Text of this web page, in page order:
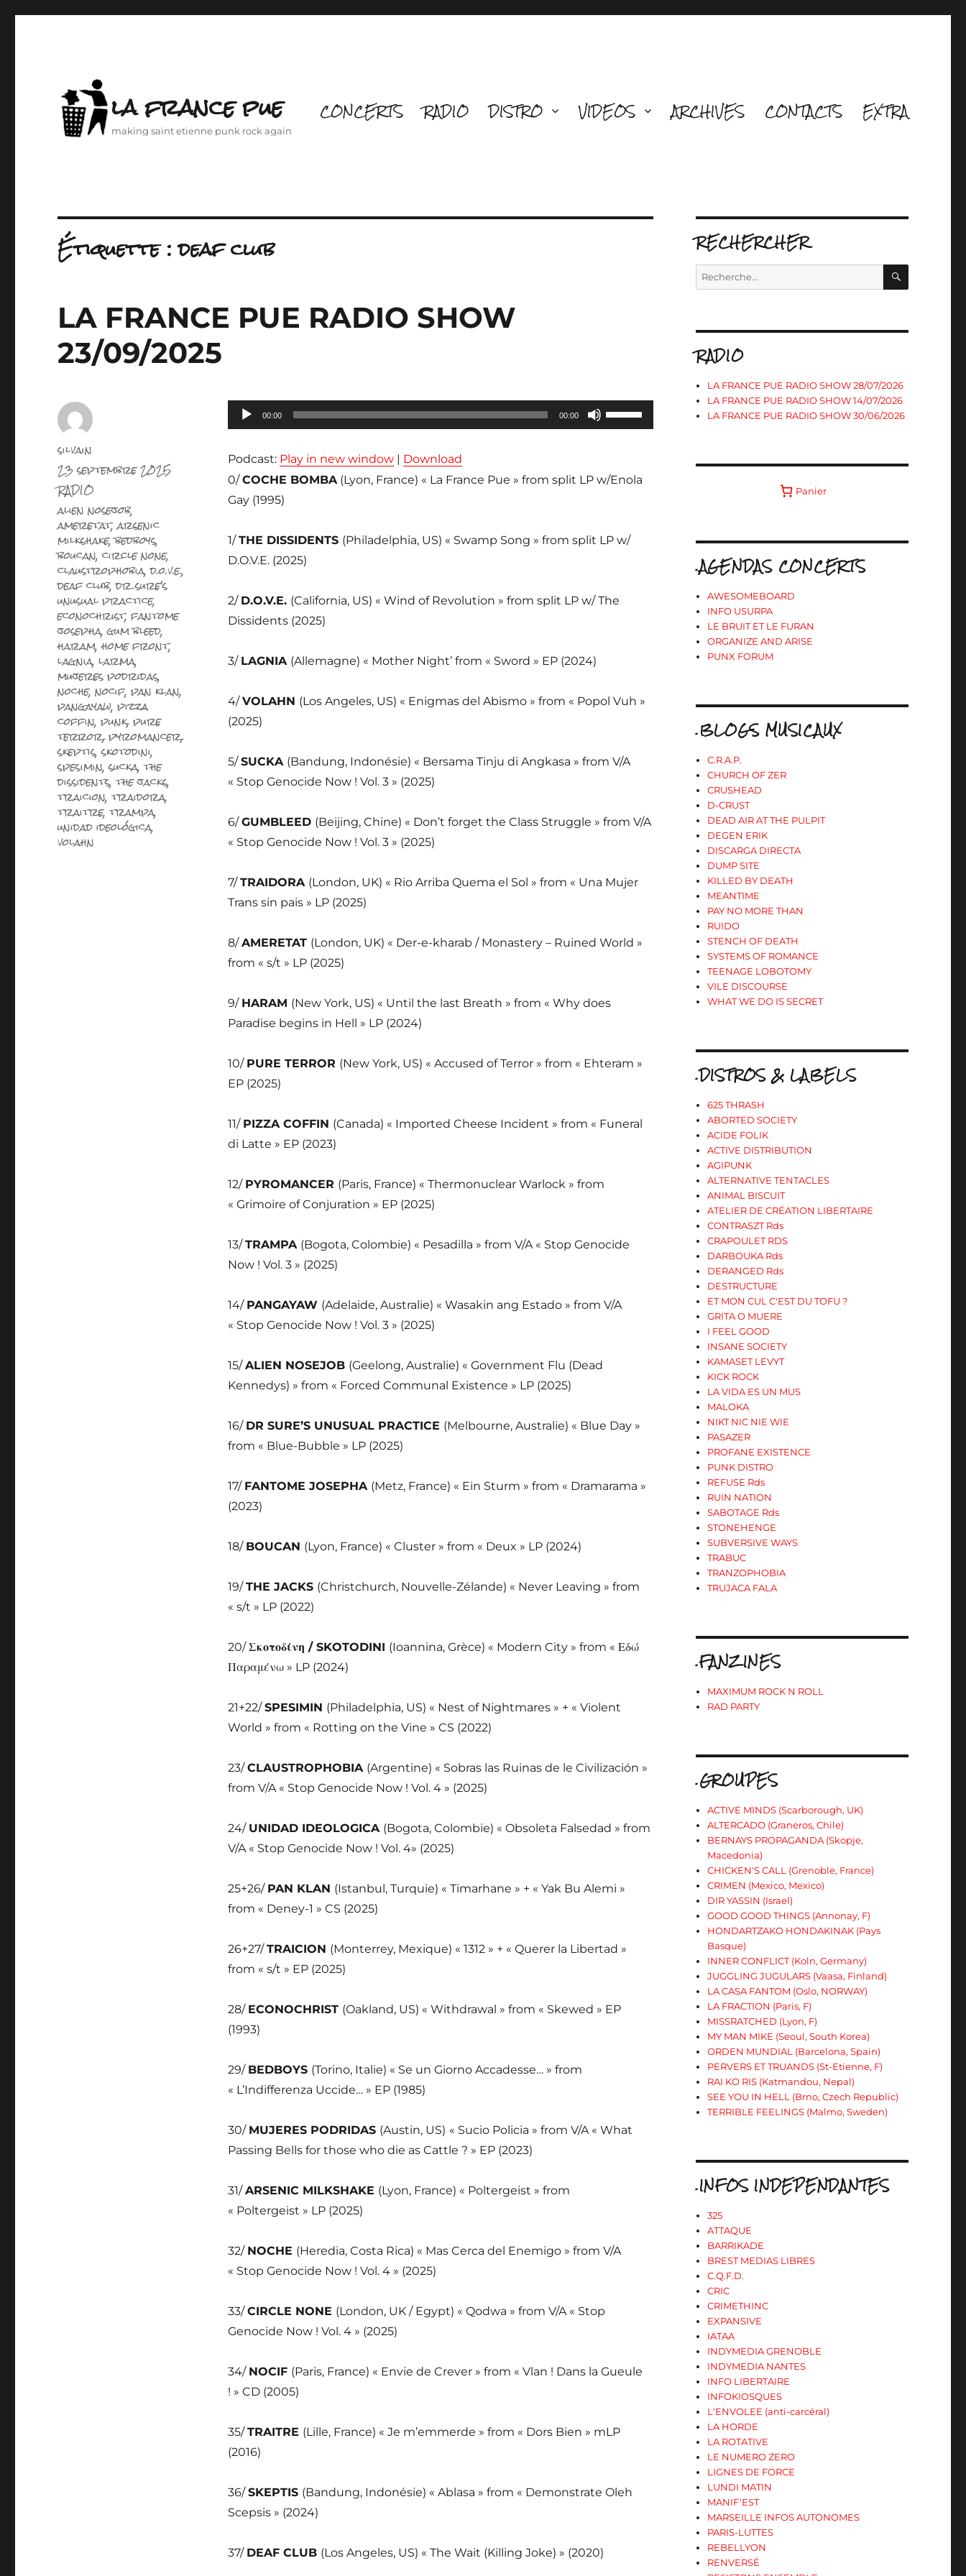
la france pue
making saint etienne punk rock again
CONCERTS RADIO DISTRO VIDEOS ARCHIVES CONTACTS EXTRA
Étiquette :deaf club
LA FRANCE PUE RADIO SHOW
23/09/2025
Lecteur
audio
00:00 00:00
Utilisez
les
Podcast: Play in new window| Download
0/COCHE BOMBA(Lyon, France) « La France Pue » from split LP w/Enola
Gay (1995)
1/THE DISSIDENTS (Philadelphia, US) « Swamp Song » from split LP w/
D.O.V.E. (2025)
2/ D.O.V.E. (California, US) « Wind of Revolution » from split LP w/ The
Dissidents (2025)
3/ LAGNIA (Allemagne) « Mother Night’ from « Sword » EP (2024)
4/VOLAHN (Los Angeles, US) « Enigmas del Abismo » from « Popol Vuh »
(2025)
5/SUCKA (Bandung, Indonésie) « Bersama Tinju di Angkasa » from V/A
« Stop Genocide Now ! Vol. 3 » (2025)
6/GUMBLEED (Beijing, Chine) « Don’t forget the Class Struggle » from V/A
« Stop Genocide Now ! Vol. 3 » (2025)
7/TRAIDORA (London, UK) « Rio Arriba Quema el Sol » from « Una Mujer
Trans sin pais » LP (2025)
8/AMERETAT (London, UK) « Der-e-kharab / Monastery – Ruined World »
from « s/t » LP (2025)
9/ HARAM (New York, US) « Until the last Breath » from « Why does
Paradise begins in Hell » LP (2024)
10/ PURE TERROR (New York, US) « Accused of Terror » from « Ehteram »
EP (2025)
11/ PIZZA COFFIN (Canada) « Imported Cheese Incident » from « Funeral
di Latte » EP (2023)
12/ PYROMANCER (Paris, France) « Thermonuclear Warlock » from
« Grimoire of Conjuration » EP (2025)
13/TRAMPA (Bogota, Colombie) « Pesadilla » from V/A « Stop Genocide
Now ! Vol. 3 » (2025)
14/ PANGAYAW (Adelaide, Australie) « Wasakin ang Estado » from V/A
« Stop Genocide Now ! Vol. 3 » (2025)
15/ALIEN NOSEJOB (Geelong, Australie) « Government Flu (Dead
Kennedys) » from « Forced Communal Existence » LP (2025)
16/ DR SURE’S UNUSUAL PRACTICE (Melbourne, Australie) « Blue Day »
from « Blue-Bubble » LP (2025)
17/ FANTOME JOSEPHA (Metz, France) « Ein Sturm » from « Dramarama »
(2023)
18/ BOUCAN (Lyon, France) « Cluster » from « Deux » LP (2024)
19/THE JACKS (Christchurch, Nouvelle-Zélande) « Never Leaving » from
« s/t » LP (2022)
20/Σκοτοδίνη / SKOTODINI (Ioannina, Grèce) « Modern City » from « Εδώ
Παραμένω » LP (2024)
21+22/SPESIMIN (Philadelphia, US) « Nest of Nightmares » + « Violent
World » from « Rotting on the Vine » CS (2022)
23/CLAUSTROPHOBIA (Argentine) « Sobras las Ruinas de le Civilización »
from V/A « Stop Genocide Now ! Vol. 4 » (2025)
24/ UNIDAD IDEOLOGICA (Bogota, Colombie) « Obsoleta Falsedad » from
V/A « Stop Genocide Now ! Vol. 4» (2025)
25+26/ PAN KLAN (Istanbul, Turquie) « Timarhane » + « Yak Bu Alemi »
from « Deney-1 » CS (2025)
26+27/TRAICION (Monterrey, Mexique) « 1312 » + « Querer la Libertad »
from « s/t » EP (2025)
28/ ECONOCHRIST (Oakland, US) « Withdrawal » from « Skewed » EP
(1993)
29/ BEDBOYS (Torino, Italie) « Se un Giorno Accadesse… » from
« L’Indifferenza Uccide… » EP (1985)
30/ MUJERES PODRIDAS (Austin, US) « Sucio Policia » from V/A « What
Passing Bells for those who die as Cattle ? » EP (2023)
31/ARSENIC MILKSHAKE (Lyon, France) « Poltergeist » from
« Poltergeist » LP (2025)
32/ NOCHE (Heredia, Costa Rica) « Mas Cerca del Enemigo » from V/A
« Stop Genocide Now ! Vol. 4 » (2025)
33/CIRCLE NONE (London, UK / Egypt) « Qodwa » from V/A « Stop
Genocide Now ! Vol. 4 » (2025)
34/ NOCIF (Paris, France) « Envie de Crever » from « Vlan ! Dans la Gueule
! » CD (2005)
35/TRAITRE (Lille, France) « Je m’emmerde » from « Dors Bien » mLP
(2016)
36/SKEPTIS (Bandung, Indonésie) « Ablasa » from « Demonstrate Oleh
Scepsis » (2024)
37/ DEAF CLUB (Los Angeles, US) « The Wait (Killing Joke) » (2020)
Auteur
silvain
Publié
le
23 septembre 2025
Catégories
RADIO
Étiquettes
alien nosejob,
ameretat,arsenic
milkshake,bedboys,
boucan,circle none,
claustrophobia,d.o.v.e.,
deaf club,dr sure's
unusual practice,
econochrist,fantome
josepha,gum bleed,
haram,home front,
lagnia,larma,
mujeres podridas,
noche,nocif,pan klan,
pangayaw,pizza
coffin,punk,pure
terror,pyromancer,
skeptis,skotodini,
spesimin,sucka,the
dissidents,the jacks,
traicion,traidora,
traitre,trampa,
unidad ideológica,
volahn
RECHERCHER
Recherche
RADIO
LA FRANCE PUE RADIO SHOW 28/07/2026
LA FRANCE PUE RADIO SHOW 14/07/2026
LA FRANCE PUE RADIO SHOW 30/06/2026
Panier
.AGENDAS CONCERTS
AWESOMEBOARD
INFO USURPA
LE BRUIT ET LE FURAN
ORGANIZE AND ARISE
PUNX FORUM
.BLOGS MUSICAUX
C.R.A.P.
CHURCH OF ZER
CRUSHEAD
D-CRUST
DEAD AIR AT THE PULPIT
DEGEN ERIK
DISCARGA DIRECTA
DUMP SITE
KILLED BY DEATH
MEANTIME
PAY NO MORE THAN
RUIDO
STENCH OF DEATH
SYSTEMS OF ROMANCE
TEENAGE LOBOTOMY
VILE DISCOURSE
WHAT WE DO IS SECRET
.DISTROS & LABELS
625 THRASH
ABORTED SOCIETY
ACIDE FOLIK
ACTIVE DISTRIBUTION
AGIPUNK
ALTERNATIVE TENTACLES
ANIMAL BISCUIT
ATELIER DE CRÉATION LIBERTAIRE
CONTRASZT Rds
CRAPOULET RDS
DARBOUKA Rds
DERANGED Rds
DESTRUCTURE
ET MON CUL C'EST DU TOFU ?
GRITA O MUERE
I FEEL GOOD
INSANE SOCIETY
KAMASET LEVYT
KICK ROCK
LA VIDA ES UN MUS
MALOKA
NIKT NIC NIE WIE
PASAZER
PROFANE EXISTENCE
PUNK DISTRO
REFUSE Rds
RUIN NATION
SABOTAGE Rds
STONEHENGE
SUBVERSIVE WAYS
TRABUC
TRANZOPHOBIA
TRUJACA FALA
.FANZINES
MAXIMUM ROCK N ROLL
RAD PARTY
.GROUPES
ACTIVE MINDS (Scarborough, UK)
ALTERCADO (Graneros, Chile)
BERNAYS PROPAGANDA (Skopje,
Macedonia)
CHICKEN'S CALL (Grenoble, France)
CRIMEN (Mexico, Mexico)
DIR YASSIN (Israel)
GOOD GOOD THINGS (Annonay, F)
HONDARTZAKO HONDAKINAK (Pays
Basque)
INNER CONFLICT (Koln, Germany)
JUGGLING JUGULARS (Vaasa, Finland)
LA CASA FANTOM (Oslo, NORWAY)
LA FRACTION (Paris, F)
MISSRATCHED (Lyon, F)
MY MAN MIKE (Seoul, South Korea)
ORDEN MUNDIAL (Barcelona, Spain)
PERVERS ET TRUANDS (St-Etienne, F)
RAI KO RIS (Katmandou, Nepal)
SEE YOU IN HELL (Brno, Czech Republic)
TERRIBLE FEELINGS (Malmo, Sweden)
.INFOS INDEPENDANTES
325
ATTAQUE
BARRIKADE
BREST MEDIAS LIBRES
C.Q.F.D.
CRIC
CRIMETHINC
EXPANSIVE
IATAA
INDYMEDIA GRENOBLE
INDYMEDIA NANTES
INFO LIBERTAIRE
INFOKIOSQUES
L'ENVOLEE (anti-carcéral)
LA HORDE
LA ROTATIVE
LE NUMERO ZERO
LIGNES DE FORCE
LUNDI MATIN
MANIF'EST
MARSEILLE INFOS AUTONOMES
PARIS-LUTTES
REBELLYON
RENVERSÉ